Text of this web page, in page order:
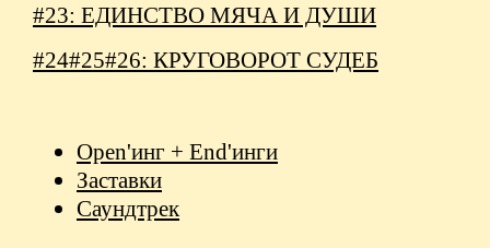
#23: ЕДИНСТВО МЯЧА И ДУШИ
#24#25#26: КРУГОВОРОТ СУДЕБ
Open'инг + End'инги
Заставки
Саундтрек